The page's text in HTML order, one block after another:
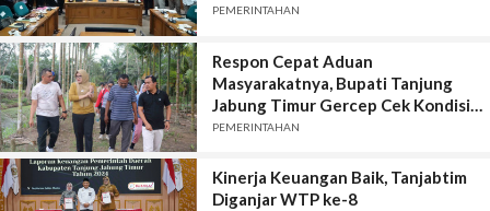
PEMERINTAHAN
Respon Cepat Aduan
Masyarakatnya, Bupati Tanjung
Jabung Timur Gercep Cek Kondisi
Parit Tersumbat
PEMERINTAHAN
Kinerja Keuangan Baik, Tanjabtim
Diganjar WTP ke-8